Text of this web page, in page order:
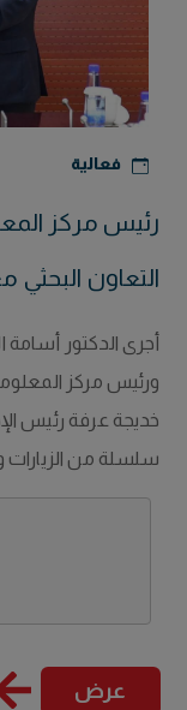
فعالية
رئيس مركز
التعاون
الصينية
أجرى الدكتور
ورئيس مركز
خديجة عرفة رئيس
سلسلة من الزيارات
عرض